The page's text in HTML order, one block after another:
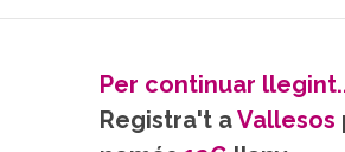
-Ell no ho sé, però la
-És ben estrany –fa la
sostenint-se en el seu bastó.
-Semblaven Romeu i
Per continuar
Registra't aVallesos